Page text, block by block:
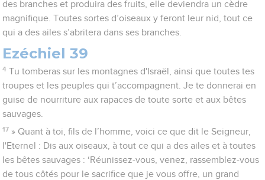
des branches et produira des fruits, elle deviendra un cèdre
magnifique. Toutes sortes d’oiseaux y feront leur nid, tout ce
qui a des ailes s’abritera dans ses branches.
Ezéchiel 39
4 Tu tomberas sur les montagnes d'Israël, ainsi que toutes tes
troupes et les peuples qui t’accompagnent. Je te donnerai en
guise de nourriture aux rapaces de toute sorte et aux bêtes
sauvages.
17 » Quant à toi, fils de l’homme, voici ce que dit le Seigneur,
l'Eternel : Dis aux oiseaux, à tout ce qui a des ailes et à toutes
les bêtes sauvages : ‘Réunissez-vous, venez, rassemblez-vous
de tous côtés pour le sacrifice que je vous offre, un grand